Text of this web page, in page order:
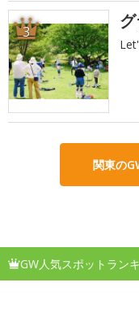
3
関東の
GW人気スポットラン